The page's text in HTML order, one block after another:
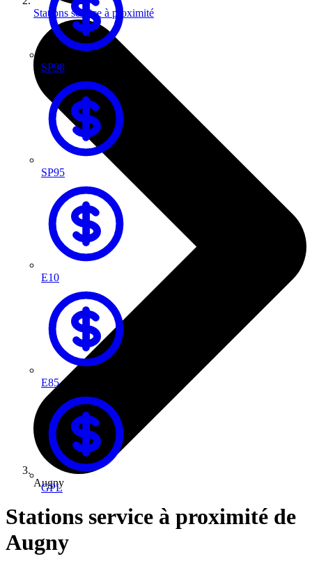
SP98
SP95
E10
E85
GPL
Stations service à proximité
Augny
Stations service à proximité de
Augny